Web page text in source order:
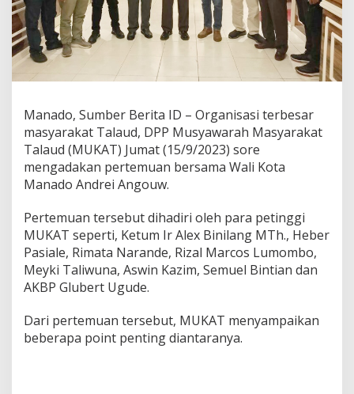
A
n
g
w
B
e
r
i
k
u
t
a
s
i
l
P
e
t
e
Manado, Sumber Berita ID – Organisasi terbesar
masyarakat Talaud, DPP Musyawarah Masyarakat
Talaud (MUKAT) Jumat (15/9/2023) sore
mengadakan pertemuan bersama Wali Kota
Manado Andrei Angouw.
Pertemuan tersebut dihadiri oleh para petinggi
MUKAT seperti, Ketum Ir Alex Binilang MTh., Heber
Pasiale, Rimata Narande, Rizal Marcos Lumombo,
Meyki Taliwuna, Aswin Kazim, Semuel Bintian dan
AKBP Glubert Ugude.
Dari pertemuan tersebut, MUKAT menyampaikan
beberapa point penting diantaranya.